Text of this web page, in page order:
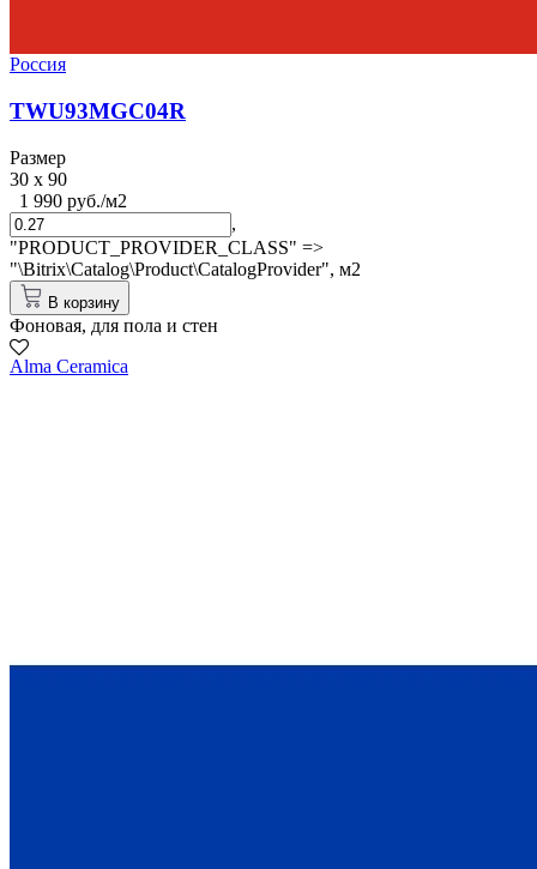
Россия
TWU93MGC04R
Размер
30 x 90
1 990 руб./м2
,
"PRODUCT_PROVIDER_CLASS" =>
"\Bitrix\Catalog\Product\CatalogProvider", м2
В корзину
Фоновая, для пола и стен
Alma Ceramica